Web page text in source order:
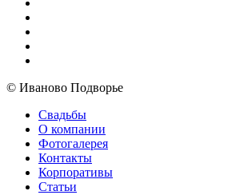
© Иваново Подворье
Свадьбы
О компании
Фотогалерея
Контакты
Корпоративы
Статьи